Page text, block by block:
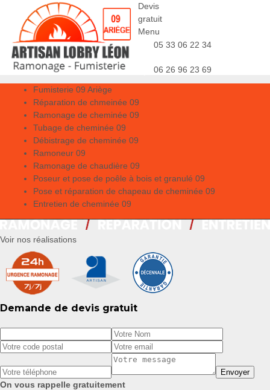
Devis
gratuit
Menu
05 33 06 22 34
06 26 96 23 69
Fumisterie 09 Ariège
Réparation de chmeinée 09
Ramonage de cheminée 09
Tubage de cheminée 09
Débistrage de cheminée 09
Ramoneur 09
Ramonage de chaudière 09
Poseur et pose de poêle à bois et granulé 09
Pose et réparation de chapeau de cheminée 09
Entretien de cheminée 09
Voir nos réalisations
Demande de devis gratuit
On vous rappelle gratuitement